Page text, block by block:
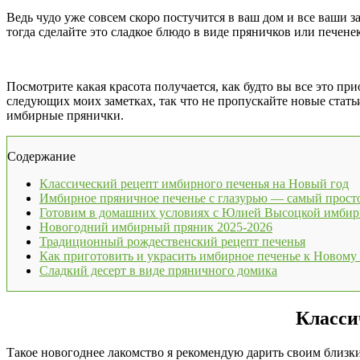
Ведь чудо уже совсем скоро постучится в ваш дом и все ваши
тогда сделайте это сладкое блюдо в виде пряничков или
Посмотрите какая красота получается, как будто вы все это
следующих моих заметках, так что не пропускайте новые
имбирные прянички.
Содержание
Классический рецепт имбирного печенья на Новый год
Имбирное пряничное печенье с глазурью — самый
Готовим в домашних условиях с Юлией Высоцкой
Новогодний имбирный пряник 2025-2026
Традиционный рождественский рецепт печенья
Как приготовить и украсить имбирное печенье к Новому
Сладкий десерт в виде пряничного домика
Такое новогоднее лакомство я рекомендую дарить своим